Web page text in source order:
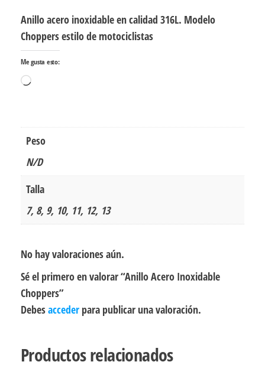
Anillo acero inoxidable en calidad 316L. Modelo
Choppers estilo de motociclistas
Me gusta esto:
Cargando...
Peso
N/D
Talla
7, 8, 9, 10, 11, 12, 13
No hay valoraciones aún.
Sé el primero en valorar “Anillo Acero Inoxidable
Choppers”
Debesacceder para publicar una valoración.
Productos relacionados